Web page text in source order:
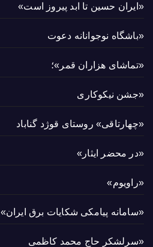
«ایران حسین تا ابد پیروز است»
«باشگاه نوجوانانه دعوت
«تماشای هزاران قمر»؛
«جشن نیکوکاری
«چهارتاقی» روستای قوژد گناباد
«در محضر ایثار»
«راویوم»
«سامانه پیامکی شکایات برق ایران»
«سرلشکر حاج محمد کاظمی